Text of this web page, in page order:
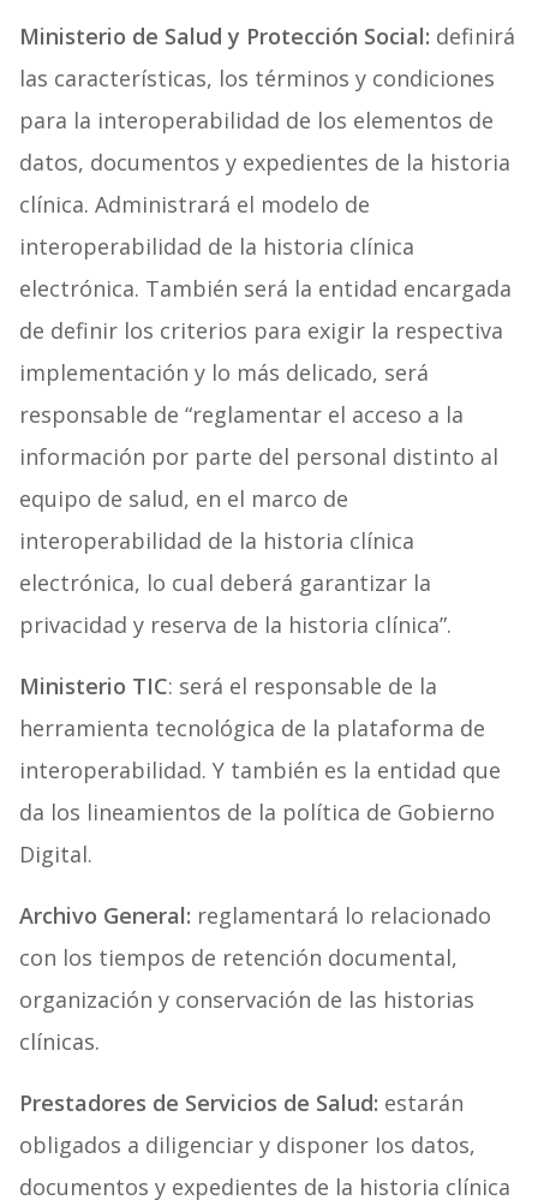
Ministerio de Saludy Protección Social: definirá
las características, los términos y condiciones
para la interoperabilidad de los elementos de
datos, documentos y expedientes de la historia
clínica. Administrará el modelo de
interoperabilidad de la historia clínica
electrónica. También será la entidad encargada
de definir los criterios para exigir la respectiva
implementación y lo más delicado, será
responsable de “reglamentar el acceso a la
información por parte del personal distinto al
equipo de salud, en el marco de
interoperabilidad de la historia clínica
electrónica, lo cual deberá garantizar la
privacidad y reserva de la historia clínica”.
Ministerio TIC: será el responsable de la
herramienta tecnológica de la plataforma de
interoperabilidad. Y también es la entidad que
da los lineamientos de la política de Gobierno
Digital.
Archivo General: reglamentará lo relacionado
con los tiempos de retención documental,
organización y conservación de las historias
clínicas.
Prestadores de Servicios de Salud: estarán
obligados a diligenciar y disponer Ios datos,
documentos y expedientes de la historia clínica